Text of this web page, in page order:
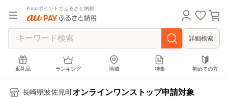
Pontaポイントでふるさと納税
詳細検索
返礼品 ランキング 地域 特集 初めての方
長崎県波佐見町 オンラインワンストップ申請対象